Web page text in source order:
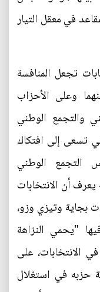
في معقل التيار
تجعل المنافسة
وعلى الأحزاب
والتجمع الوطني
تسعى إلى افتكاك
التجمع الوطني
أن الانتخابات
بجاية وتيزي وزو،
"يحمي النزاهة
الانتخابات، على
حزبه في استغلال